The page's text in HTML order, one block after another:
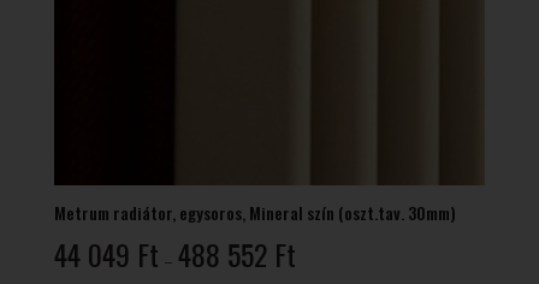
Metrum radiátor, egysoros, Mineral szín (oszt.tav. 30mm)
44 049 Ft – 488 552 Ft44